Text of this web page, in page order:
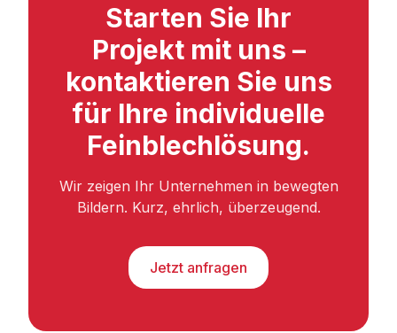
Starten Sie Ihr
Projekt mit uns –
kontaktieren Sie uns
für Ihre individuelle
Feinblechlösung.
Wir zeigen Ihr Unternehmen in bewegten
Bildern. Kurz, ehrlich, überzeugend.
Jetzt anfragen